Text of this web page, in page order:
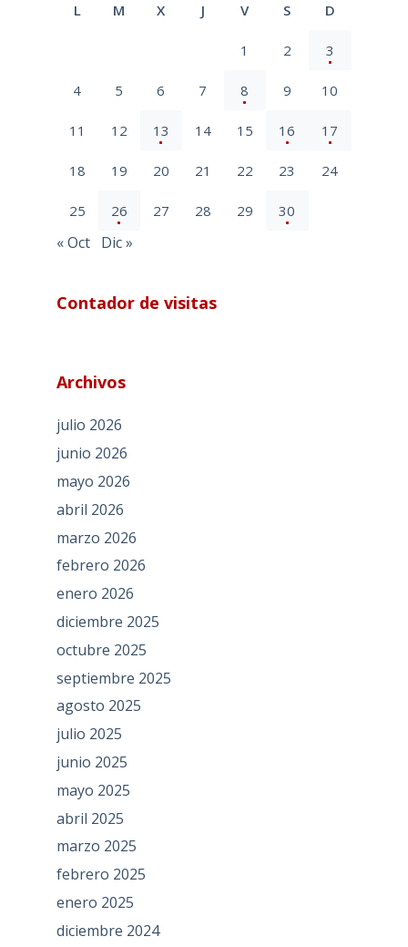
L M X J V S D
1 2 3
4 5 6 7 8 9 10
11 12 13 14 15 16 17
18 19 20 21 22 23 24
25 26 27 28 29 30
« Oct Dic »
Contador de visitas
Archivos
julio 2026
junio 2026
mayo 2026
abril 2026
marzo 2026
febrero 2026
enero 2026
diciembre 2025
octubre 2025
septiembre 2025
agosto 2025
julio 2025
junio 2025
mayo 2025
abril 2025
marzo 2025
febrero 2025
enero 2025
diciembre 2024